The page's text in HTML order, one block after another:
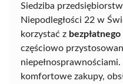
Siedziba
Niepodległości 22 w
korzystać z
częściowo
komfortowe zakupy,